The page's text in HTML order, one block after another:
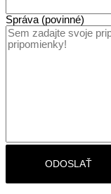
Správa (povinné)